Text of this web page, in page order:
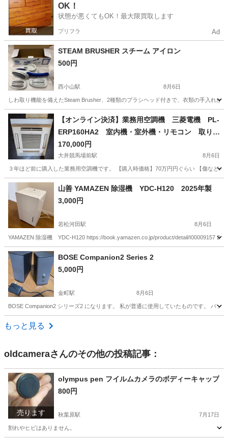
OK！
状態が悪くてもOK！最大限買取します
プリフラ Ad
STEAM BRUSHER スチーム アイロン
500円
西小山駅 8月6日
しわ取り機能を備えたSteam Brusher、2種類のブラシヘッド付きで、衣類の手入れ
東京 品川区 西小山駅 生活家電 STEAM
【オンライン決済】業務用空調機 三菱電機 PL-
ERP160HA2 室内機・室外機・リモコン 取り外
し済みの状態で
170,000円
大井競馬場前駅 8月6日
３年ほど前に購入した業務用空調機です。 【購入時価格】70万円円ぐらい 【傷など
東京 品川区 大井競馬場前駅 季節、空調家電
山善 YAMAZEN 除湿機 YDC-H120 2025年製
3,000円
若松河田駅 8月6日
YAMAZEN 除湿機 YDC-H120 https://book.yamazen.co.jp/product/detail/I00009157
東京 新宿区
BOSE Companion2 Series 2
5,000円
金町駅 8月6日
BOSE Companion2 シリーズ2 になります。 私が普通に使用していたものです。 パ
東京 葛飾区
もっと見る
oldcameraさんのその他の投稿記事：
売ります
olympus pen フイルムカメラのボディーキャップ
800円
秋葉原駅 7月17日
割れやヒビはありません。